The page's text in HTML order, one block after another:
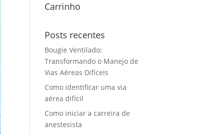
Carrinho
Posts recentes
Bougie Ventilado:
Transformando o Manejo de
Vias Aéreas Difíceis
Como identificar uma via
aérea difícil
Como iniciar a carreira de
anestesista